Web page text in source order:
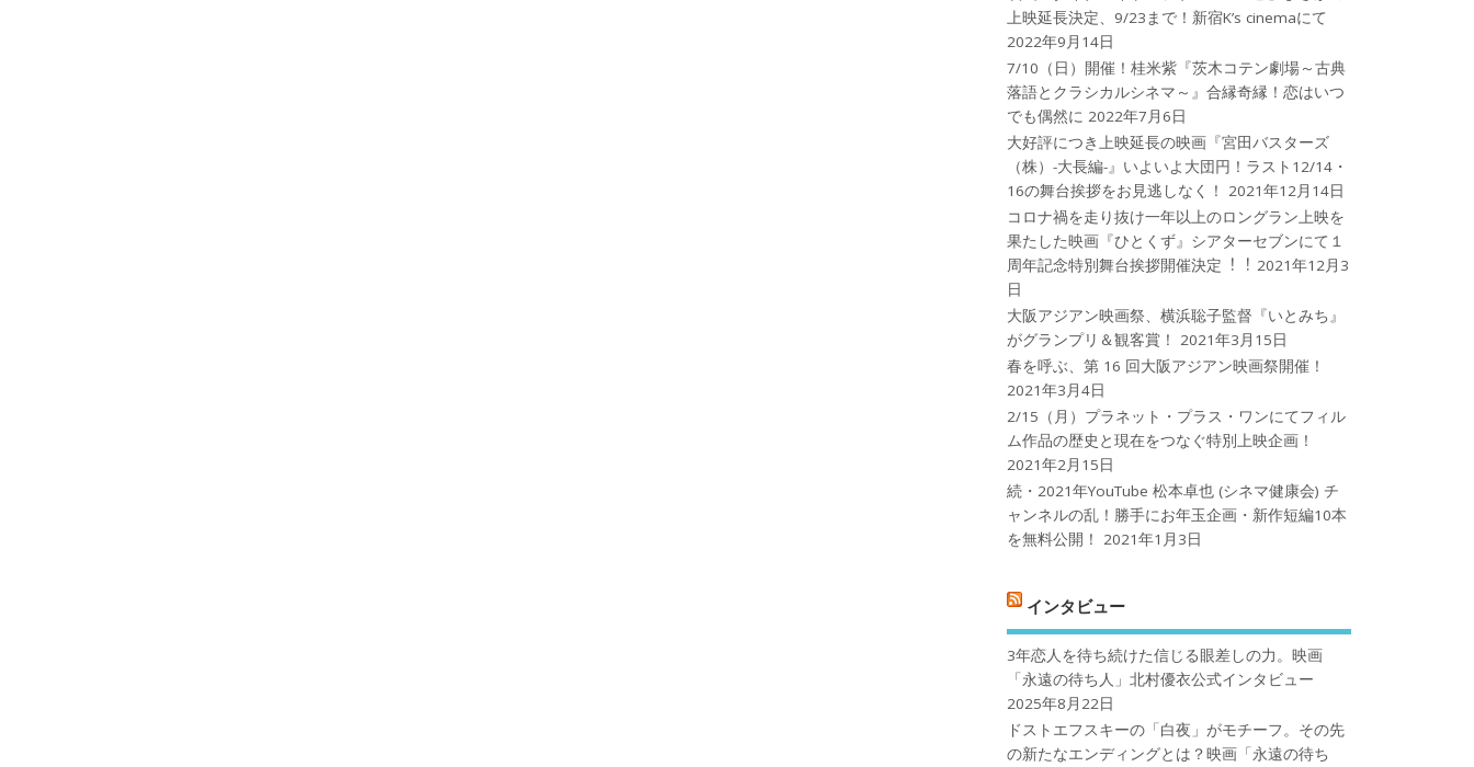
上映延長決定、9/23まで！新宿K’s cinemaにて
2022年9月14日
7/10（日）開催！桂米紫『茨木コテン劇場～古典
落語とクラシカルシネマ～』合縁奇縁！恋はいつ
でも偶然に 2022年7月6日
大好評につき上映延長の映画『宮田バスターズ
（株）-大長編-』いよいよ大団円！ラスト12/14・
16の舞台挨拶をお見逃しなく！
2021年12月14日
コロナ禍を⾛り抜け⼀年以上のロングラン上映を
果たした映画『ひとくず』シアターセブンにて１
周年記念特別舞台挨拶開催決定︕︕ 2021年12月3
日
大阪アジアン映画祭、横浜聡子監督『いとみち』
がグランプリ＆観客賞！
2021年3月15日
春を呼ぶ、第 16 回大阪アジアン映画祭開催！
2021年3月4日
2/15（月）プラネット・プラス・ワンにてフィル
ム作品の歴史と現在をつなぐ特別上映企画！
2021年2月15日
続・2021年YouTube 松本卓也 (シネマ健康会) チ
ャンネルの乱！勝手にお年玉企画・新作短編10本
を無料公開！
2021年1月3日
インタビュー
3年恋人を待ち続けた信じる眼差しの力。映画
「永遠の待ち人」北村優衣公式インタビュー
2025年8月22日
ドストエフスキーの「白夜」がモチーフ。その先
の新たなエンディングとは？映画「永遠の待ち